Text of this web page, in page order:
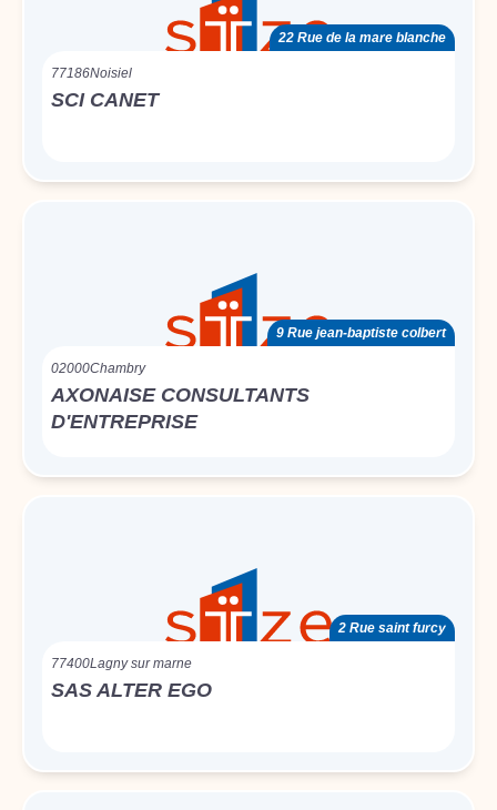
22 Rue de la mare blanche
77186Noisiel
SCI CANET
9 Rue jean-baptiste colbert
02000Chambry
AXONAISE CONSULTANTS
D'ENTREPRISE
2 Rue saint furcy
77400Lagny sur marne
SAS ALTER EGO